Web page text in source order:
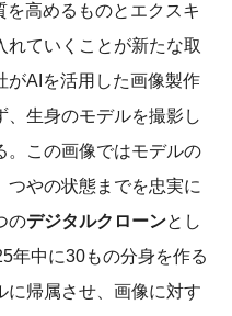
高めるものとエクスキ
れていくことが新たな取
がAIを活用した画像製作
、生身のモデルを撮影し
。この画像ではモデルの
つやの状態までを忠実に
のデジタルクローンとし
年中に30もの分身を作る
に帰属させ、画像に対す